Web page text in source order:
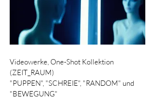
Videowerke, One-Shot Kollektion
(ZEIT_RAUM)
"PUPPEN", "SCHREIE", "RANDOM" und
"BEWEGUNG"